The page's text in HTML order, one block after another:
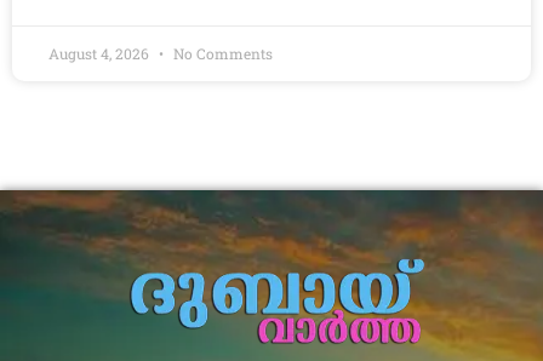
August 4, 2026 No Comments